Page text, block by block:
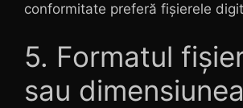
conformitate preferă fișierele
5. Formatul
sau